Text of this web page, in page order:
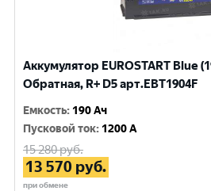
Аккумулятор EUROSTART Blue
Обратная, R+ D5 арт.EBT1904F
Емкость: 190 Ач
Пусковой ток: 1200 A
15 280руб.
13 570 руб.
при обмене